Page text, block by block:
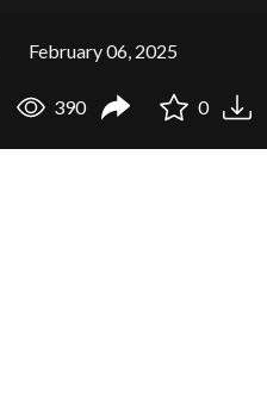
February 06, 2025
390 0